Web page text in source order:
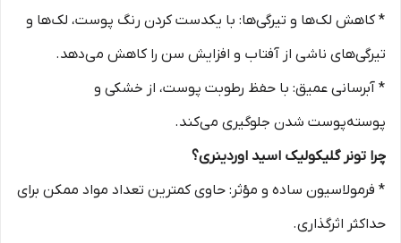
* کاهش لک‌ها و تیرگی‌ها: با یکدست کردن رنگ پوست، لک‌ها و
تیرگی‌های ناشی از آفتاب و افزایش سن را کاهش می‌دهد.
* آبرسانی عمیق: با حفظ رطوبت پوست، از خشکی و
پوسته‌پوست شدن جلوگیری می‌کند.
چرا تونر گلیکولیک اسید اوردینری؟
* فرمولاسیون ساده و مؤثر: حاوی کمترین تعداد مواد ممکن برای
حداکثر اثرگذاری.